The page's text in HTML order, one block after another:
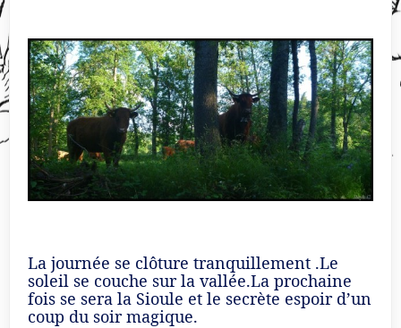
La journée se clôture tranquillement .Le
soleil se couche sur la vallée.La prochaine
fois se sera la Sioule et le secrète espoir d’un
coup du soir magique.